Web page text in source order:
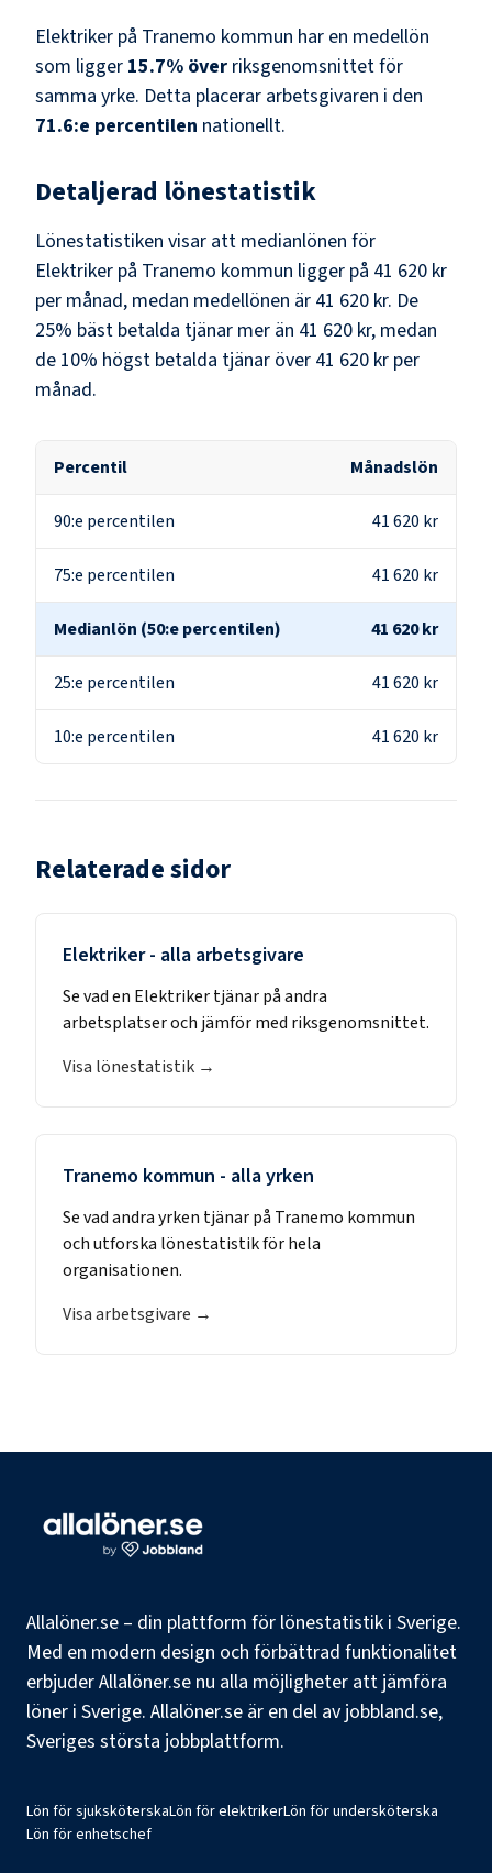
Elektriker på Tranemo kommun har en medellön
som ligger 15.7% över riksgenomsnittet för
samma yrke. Detta placerar arbetsgivaren i den
71.6:e percentilen nationellt.
Detaljerad lönestatistik
Lönestatistiken visar att medianlönen för
Elektriker på Tranemo kommun ligger på 41 620 kr
per månad, medan medellönen är 41 620 kr. De
25% bäst betalda tjänar mer än 41 620 kr, medan
de 10% högst betalda tjänar över 41 620 kr per
månad.
Percentil Månadslön
90:e percentilen 41 620 kr
75:e percentilen 41 620 kr
Medianlön (50:e percentilen) 41 620 kr
25:e percentilen 41 620 kr
10:e percentilen 41 620 kr
Relaterade sidor
Elektriker- alla arbetsgivare
Se vad en Elektrikertjänar på andra
arbetsplatser och jämför med riksgenomsnittet.
Visa lönestatistik →
Tranemo kommun - alla yrken
Se vad andra yrken tjänar på Tranemo kommun
och utforska lönestatistik för hela
organisationen.
Visa arbetsgivare →
Allalöner.se – din plattform för lönestatistik i Sverige.
Med en modern design och förbättrad funktionalitet
erbjuder Allalöner.se nu alla möjligheter att jämföra
löner i Sverige. Allalöner.se är en del av jobbland.se,
Sveriges största jobbplattform.
Lön för sjuksköterskaLön för elektrikerLön för undersköterska
Lön för enhetschef